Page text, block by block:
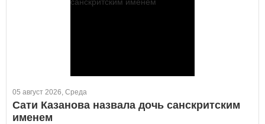
05 август 2026, Среда
Сати Казанова назвала дочь санскритским
именем